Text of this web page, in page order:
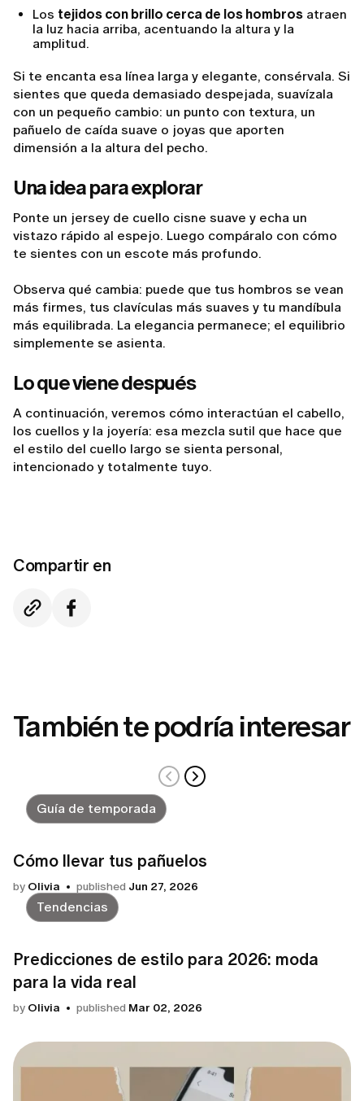
Los tejidos con brillo cerca de los hombros atraen
la luz hacia arriba, acentuando la altura y la
amplitud.
Si te encanta esa línea larga y elegante, consérvala. Si
sientes que queda demasiado despejada, suavízala
con un pequeño cambio: un punto con textura, un
pañuelo de caída suave o joyas que aporten
dimensión a la altura del pecho.
Una idea para explorar
Ponte un jersey de cuello cisne suave y echa un
vistazo rápido al espejo. Luego compáralo con cómo
te sientes con un escote más profundo.
Observa qué cambia: puede que tus hombros se vean
más firmes, tus clavículas más suaves y tu mandíbula
más equilibrada. La elegancia permanece; el equilibrio
simplemente se asienta.
Lo que viene después
A continuación, veremos cómo interactúan el cabello,
los cuellos y la joyería: esa mezcla sutil que hace que
el estilo del cuello largo se sienta personal,
intencionado y totalmente tuyo.
Compartir en
También te podría interesar
Guía de temporada
Cómo llevar tus pañuelos
by Olivia published Jun 27, 2026
Tendencias
Predicciones de estilo para 2026: moda
para la vida real
by Olivia published Mar 02, 2026